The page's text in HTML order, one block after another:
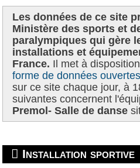
Recherche avancée
Les données de ce site
Ministère des sports et
paralympiques qui gère
installations et
France. Il met à
forme de données ouvertes
sur ce site chaque jour, à
suivantes concernent
Premol- Salle de danse
Installation sportive